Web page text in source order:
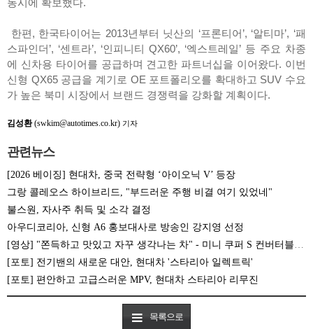
동시에 확보했다.
한편, 한국타이어는 2013년부터 닛산의 ‘프론티어’, ‘알티마’, ‘패
스파인더’, ‘센트라’, ‘인피니티 QX60’, ‘엑스트레일’ 등 주요 차종
에 신차용 타이어를 공급하며 견고한 파트너십을 이어왔다. 이번
신형 QX65 공급을 계기로 OE 포트폴리오를 확대하고 SUV 수요
가 높은 북미 시장에서 브랜드 경쟁력을 강화할 계획이다.
김성환(swkim@autotimes.co.kr) 기자
관련뉴스
[2026 베이징] 현대차, 중국 전략형 ‘아이오닉 V’ 등장
그랑 콜레오스 하이브리드, "부드러운 주행 비결 여기 있었네"
불스원, 자사주 취득 및 소각 결정
아우디코리아, 신형 A6 홍보대사로 방송인 강지영 선정
[영상] "쫀득하고 맛있고 자꾸 생각나는 차" - 미니 쿠퍼 S 컨버터블 시승기
[포토] 전기밴의 새로운 대안, 현대차 '스타리아 일렉트릭'
[포토] 편안하고 고급스러운 MPV, 현대차 스타리아 리무진
목록으로